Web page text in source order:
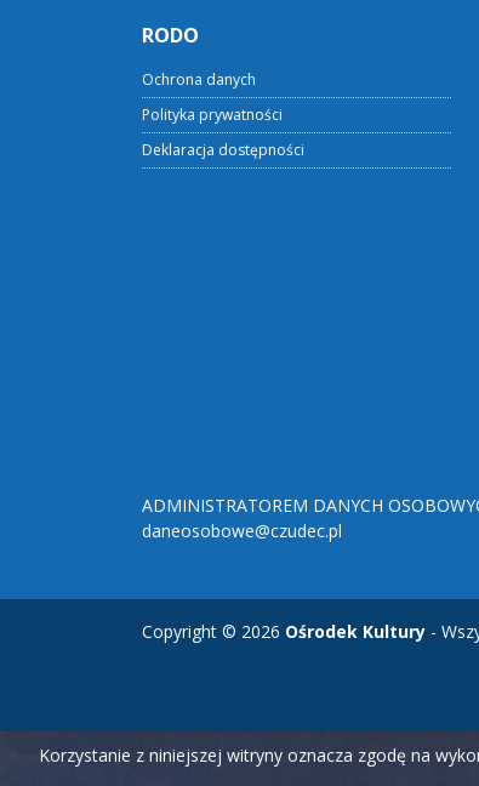
RODO
Ochrona danych
Polityka prywatności
Deklaracja dostępności
ADMINISTRATOREM DANYCH
daneosobowe@czudec.pl
Copyright © 2026 Ośrodek Kultury -
Korzystanie z niniejszej witryny oznacza zgodę na